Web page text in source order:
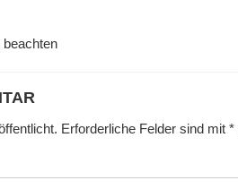
Erforderliche Felder sind mit *